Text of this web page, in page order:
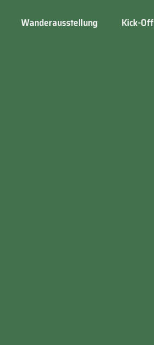
Wanderausstellung Kick-Off